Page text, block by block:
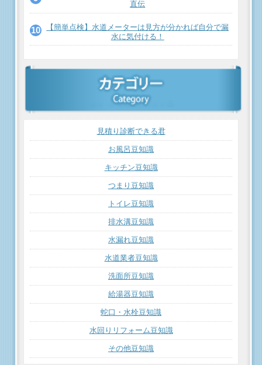
直伝
【簡単点検】水道メーターは見方が分かれば自分で漏
水に気付ける！
見積り診断できる君
お風呂豆知識
キッチン豆知識
つまり豆知識
トイレ豆知識
排水溝豆知識
水漏れ豆知識
水道業者豆知識
洗面所豆知識
給湯器豆知識
蛇口・水栓豆知識
水回りリフォーム豆知識
その他豆知識